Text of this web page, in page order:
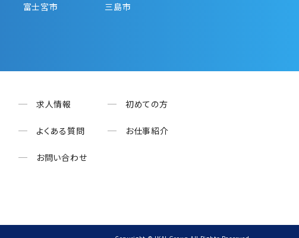
富士宮市 三島市
求人情報 初めての方
よくある質問 お仕事紹介
お問い合わせ